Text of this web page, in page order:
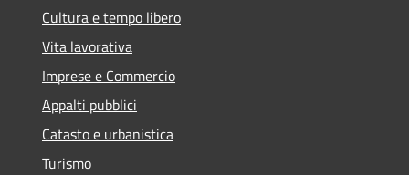
Cultura e tempo libero
Vita lavorativa
Imprese e Commercio
Appalti pubblici
Catasto e urbanistica
Turismo